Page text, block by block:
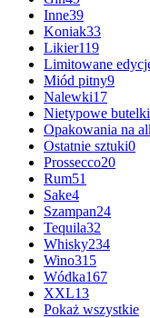
Inne39
Koniak33
Likier119
Limitowane
Miód pitny9
Nalewki17
Nietypowe butelki
Opakowania na
Ostatnie sztuki0
Prossecco20
Rum51
Sake4
Szampan24
Tequila32
Whisky234
Wino315
Wódka167
XXL13
Pokaż wszystkie